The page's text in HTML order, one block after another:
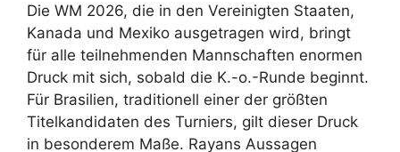
Die WM 2026, die in den Vereinigten Staaten,
Kanada und Mexiko ausgetragen wird, bringt
für alle teilnehmenden Mannschaften enormen
Druck mit sich, sobald die K.-o.-Runde beginnt.
Für Brasilien, traditionell einer der größten
Titelkandidaten des Turniers, gilt dieser Druck
in besonderem Maße. Rayans Aussagen